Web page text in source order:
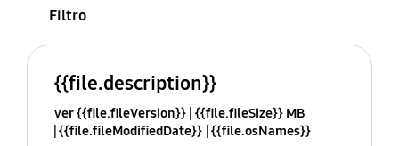
Filtro
{{file.description}}
ver {{file.fileVersion}} {{file.fileSize}} MB
{{file.fileModifiedDate}} {{file.osNames}}